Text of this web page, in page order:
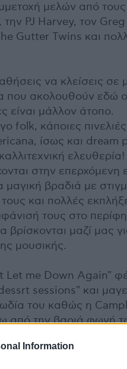
Information
μελών από
την PJ Harvey, τον
Gutter Twins και
να κλείσεις σε
που ακολουθούν εδώ
είναι μάλλον άτοπο.
folk, κάποιες
ίσως και dream
ελευθερία!
στην επερχόμενη
βραδιά με
και πολλές
τους στο
μαζί μας
μουσικής.
Let me Down Again"
sessions" και
του καθώς η
από την βαριά φωνή